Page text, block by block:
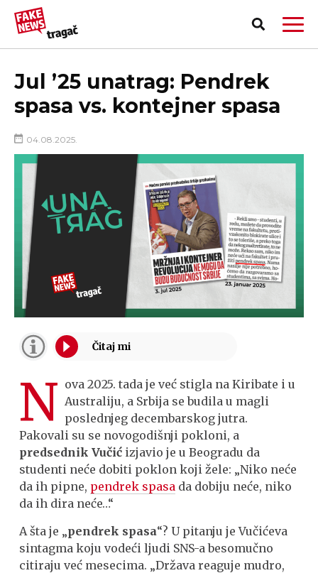
PRIJAVI LAŽNU VEST!
Jul ’25 unatrag: Pendrek
spasa vs. kontejner spasa
04.08.2025.
N ova 2025. tada je već stigla na Kiribate i u
Australiju, a Srbija se budila u magli
poslednjeg decembarskog jutra.
Pakovali su se novogodišnji pokloni, a
predsednik Vučić izjavio je u Beogradu da
studenti neće dobiti poklon koji žele: „Niko neće
da ih pipne, pendrek spasa da dobiju neće, niko
da ih dira neće…“
A šta je „pendrek spasa“? U pitanju je Vučićeva
sintagma koju vodeći ljudi SNS-a besomučno
citiraju već mesecima. „Država reaguje mudro,